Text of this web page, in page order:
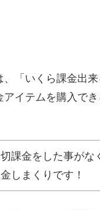
「いくら課金出
イテムを購入でき
課金をした事がな
しまくりです！